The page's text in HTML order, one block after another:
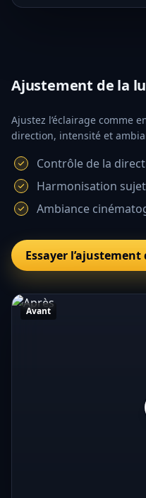
Ajustement de la
Ajustez l’éclairage comme
direction, intensité et
Contrôle de la
Harmonisation
Ambiance
Essayer
Avant